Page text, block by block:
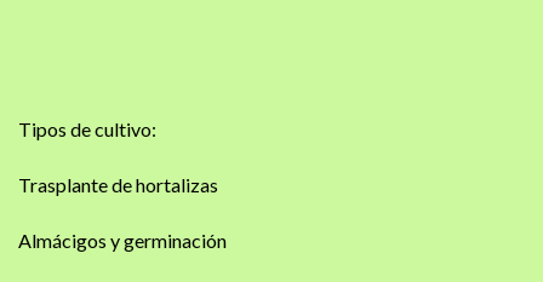
Tipos de cultivo:
Trasplante de hortalizas
Almácigos y germinación